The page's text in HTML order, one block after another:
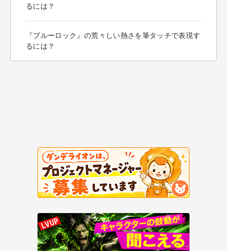
るには？
『ブルーロック』の荒々しい熱さを筆タッチで表現す
るには？